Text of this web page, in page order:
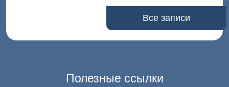
Все записи
Полезные ссылки